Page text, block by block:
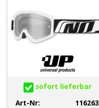
sofort lieferbar
Art-Nr:
116263